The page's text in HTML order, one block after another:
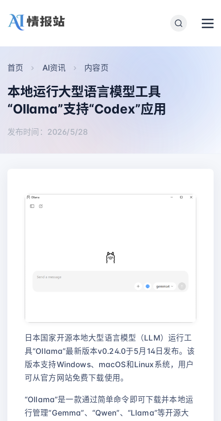
首页 AI资讯 内容页
本地运行大型语言模型工具
“Ollama”支持“Codex”应用
发布时间：2026/5/28
日本国家开源本地大型语言模型（LLM）运行工
具“Ollama”最新版本v0.24.0于5月14日发布。该
版本支持Windows、macOS和Linux系统，用户
可从官方网站免费下载使用。
“Ollama”是一款通过简单命令即可下载并本地运
行管理“Gemma”、“Qwen”、“Llama”等开源大